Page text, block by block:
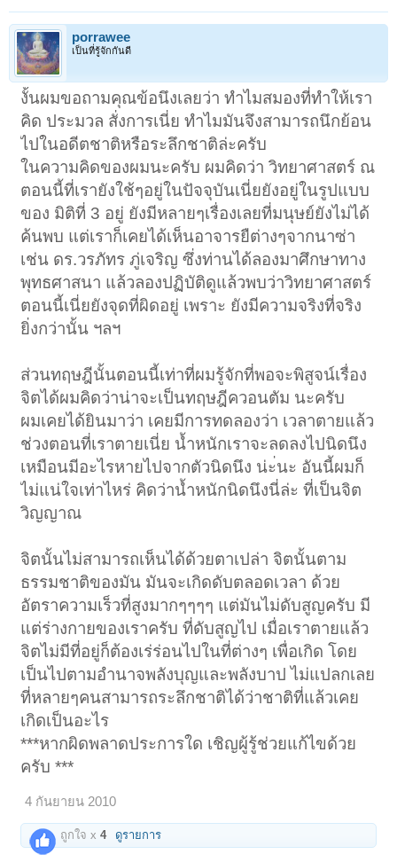
porrawee
เป็นที่รู้จักกันดี
งั้นผมขอถามคุณข้อนึงเลยว่า ทำไมสมองที่ทำให้เรา
คิด ประมวล สั่งการเนี่ย ทำไมมันจึงสามารถนึกย้อน
ไปในอดีตชาติหรือระลึกชาติล่ะครับ
ในความคิดของผมนะครับ ผมคิดว่า วิทยาศาสตร์ ณ
ตอนนี้ที่เรายังใช้ๆอยู่ในปัจจุบันเนี่ยยังอยู่ในรูปแบบ
ของ มิติที่ 3 อยู่ ยังมีหลายๆเรื่องเลยที่มนุษย์ยังไม่ได้
ค้นพบ แต่เราก็เคยได้เห็นอาจารยืต่างๆจากนาซ่า
เช่น ดร.วรภัทร ภู่เจริญ ซึ่งท่านได้ลองมาศึกษาทาง
พุทธศาสนา แล้วลองปฏิบัติดูแล้วพบว่าวิทยาศาสตร์
ตอนนี้เนี่ยยังจุดที่ผิดอยู่ เพราะ ยังมีความจริงที่จริง
ยิ่งกว่านั้น ฯลฯ
ส่วนทฤษฎีนั้นตอนนี้เท่าที่ผมรู้จักที่พอจะพิสูจน์เรื่อง
จิตได้ผมคิดว่าน่าจะเป็นทฤษฎีควอนตัม นะครับ
ผมเคยได้ยินมาว่า เคยมีการทดลองว่า เวลาตายแล้ว
ช่วงตอนที่เราตายเนี่ย น้ำหนักเราจะลดลงไปนิดนึง
เหมือนมีอะไรหายไปจากตัวนิดนึง น่ะ่นะ อันนี้ผมก็
ไม่แน่ใจเท่าไหร่ คิดว่าน้ำหนักนิดนึงนี่ล่ะ ที่เป็นจิต
วิญญาณ
จิตนั้นไม่สามารถเห็นได้ด้วยตาเปล่า จิตนั้นตาม
ธรรมชาติของมัน มันจะเกิดดับตลอดเวลา ด้วย
อัตราความเร็วที่สูงมากๆๆๆๆ แต่มันไม่ดับสูญครับ มี
แต่ร่างกายของเราครับ ที่ดับสูญไป เมื่อเราตายแล้ว
จิตไม่มีที่อยู่ก็ต้องเร่ร่อนไปในที่ต่างๆ เพื่อเกิด โดย
เป็นไปตามอำนาจพลังบุญและพลังบาป ไม่แปลกเลย
ที่หลายๆคนสามารถระลึกชาติได้ว่าชาติที่แล้วเคย
เกิดเป็นอะไร
***หากผิดพลาดประการใด เชิญผู้รู้ช่วยแก้ไขด้วย
ครับ ***
4 กันยายน 2010
ถูกใจ x4 ดูรายการ